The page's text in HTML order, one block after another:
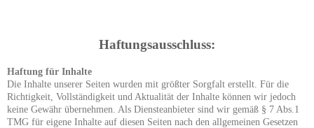
Haftungsausschluss:
Haftung für Inhalte
Die Inhalte unserer Seiten wurden mit größter Sorgfalt erstellt. Für die
Richtigkeit, Vollständigkeit und Aktualität der Inhalte können wir jedoch
keine Gewähr übernehmen. Als Diensteanbieter sind wir gemäß § 7 Abs.1
TMG für eigene Inhalte auf diesen Seiten nach den allgemeinen Gesetzen